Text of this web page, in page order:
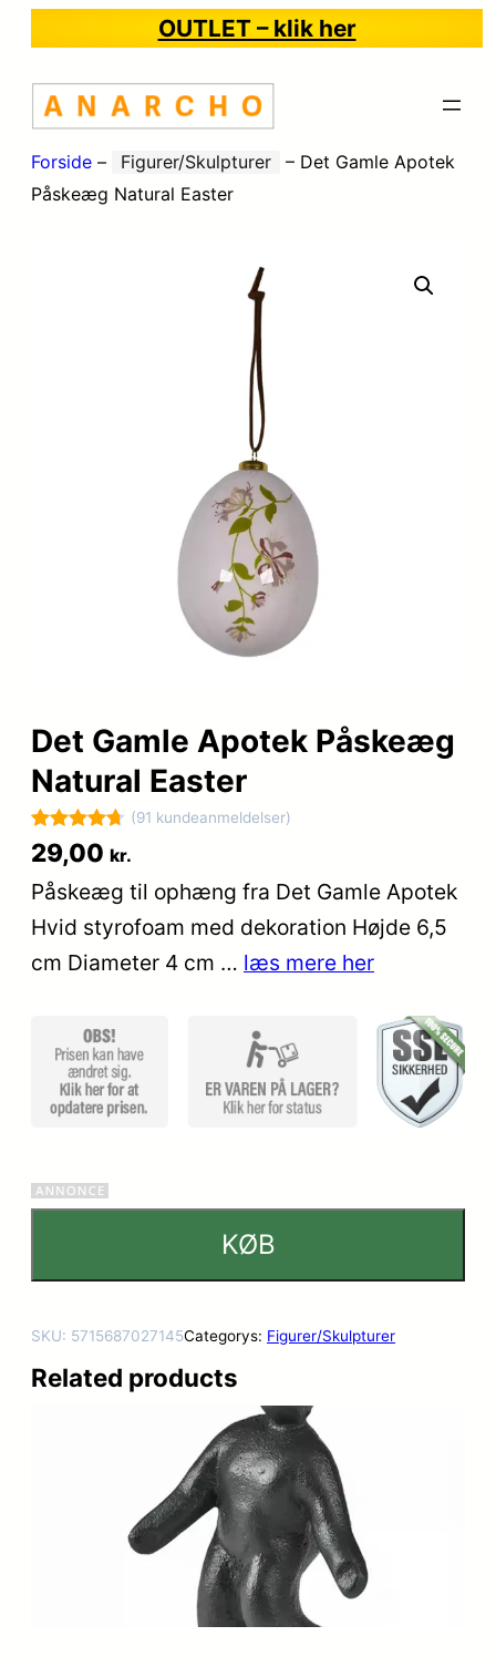
OUTLET – klik her
Forside – Figurer/Skulpturer – Det Gamle Apotek
Påskeæg Natural Easter
Det Gamle Apotek Påskeæg
Natural Easter
Bedømt
som
ud af 5
baseret på
91
kundebedø
(91 kundeanmeldelser)
29,00 kr.
Påskeæg til ophæng fra Det Gamle Apotek
Hvid styrofoam med dekoration Højde 6,5
cm Diameter 4 cm … læs mere her
KØB
SKU: 5715687027145Categorys: Figurer/Skulpturer
Related products